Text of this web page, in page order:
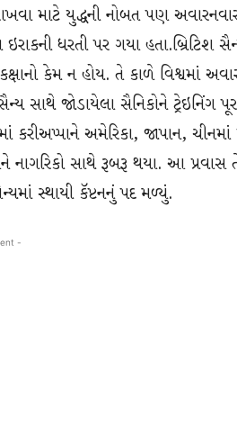
માટે યુદ્ધની નોબત પણ
ધરતી પર ગયા હતા.બ્રિટિશ
કેમ ન હોય. તે કાળે વિશ્વમાં
સાથે જોડાયેલા સૈનિકોને ટ્રેઇનિંગ
અમેરિકા, જાપાન, ચીનમાં
નાગરિકો સાથે રૂબરૂ થયા. આ પ્રવાસ
સ્થાયી કૅપ્ટનનું પદ મળ્યું.
-